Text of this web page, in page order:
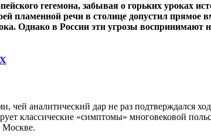
гегемона, забывая о горьких уроках
пламенной речи в столице допустил
Однако в России эти угрозы
чей аналитический дар не раз подтверждался
классические «симптомы» многовековой
Москве.